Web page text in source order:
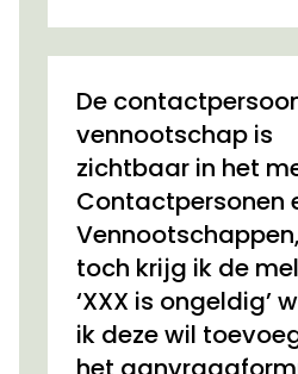
De
vennootschap is
zichtbaar in het
Contactpersonen
toch krijg ik de
‘XXX is ongeldig’
ik deze wil